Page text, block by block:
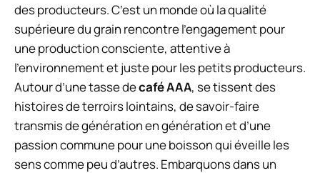
des producteurs. C’est un monde où la qualité
supérieure du grain rencontre l’engagement pour
une production consciente, attentive à
l’environnement et juste pour les petits producteurs.
Autour d’une tasse decafé AAA, se tissent des
histoires de terroirs lointains, de savoir-faire
transmis de génération en génération et d’une
passion commune pour une boisson qui éveille les
sens comme peu d’autres. Embarquons dans un